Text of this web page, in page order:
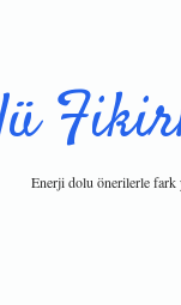
Enerji dolu önerilerle fark